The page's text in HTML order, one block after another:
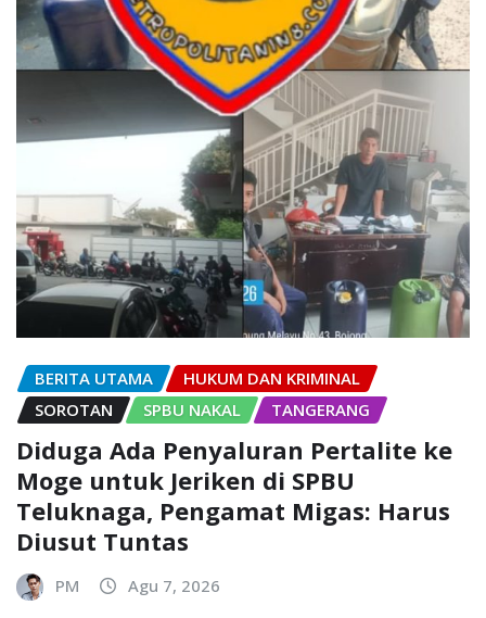
BERITA UTAMA
HUKUM DAN KRIMINAL
SOROTAN
SPBU NAKAL TANGERANG
Diduga Ada Penyaluran Pertalite ke
Moge untuk Jeriken di SPBU
Teluknaga, Pengamat Migas: Harus
Diusut Tuntas
PM Agu 7, 2026